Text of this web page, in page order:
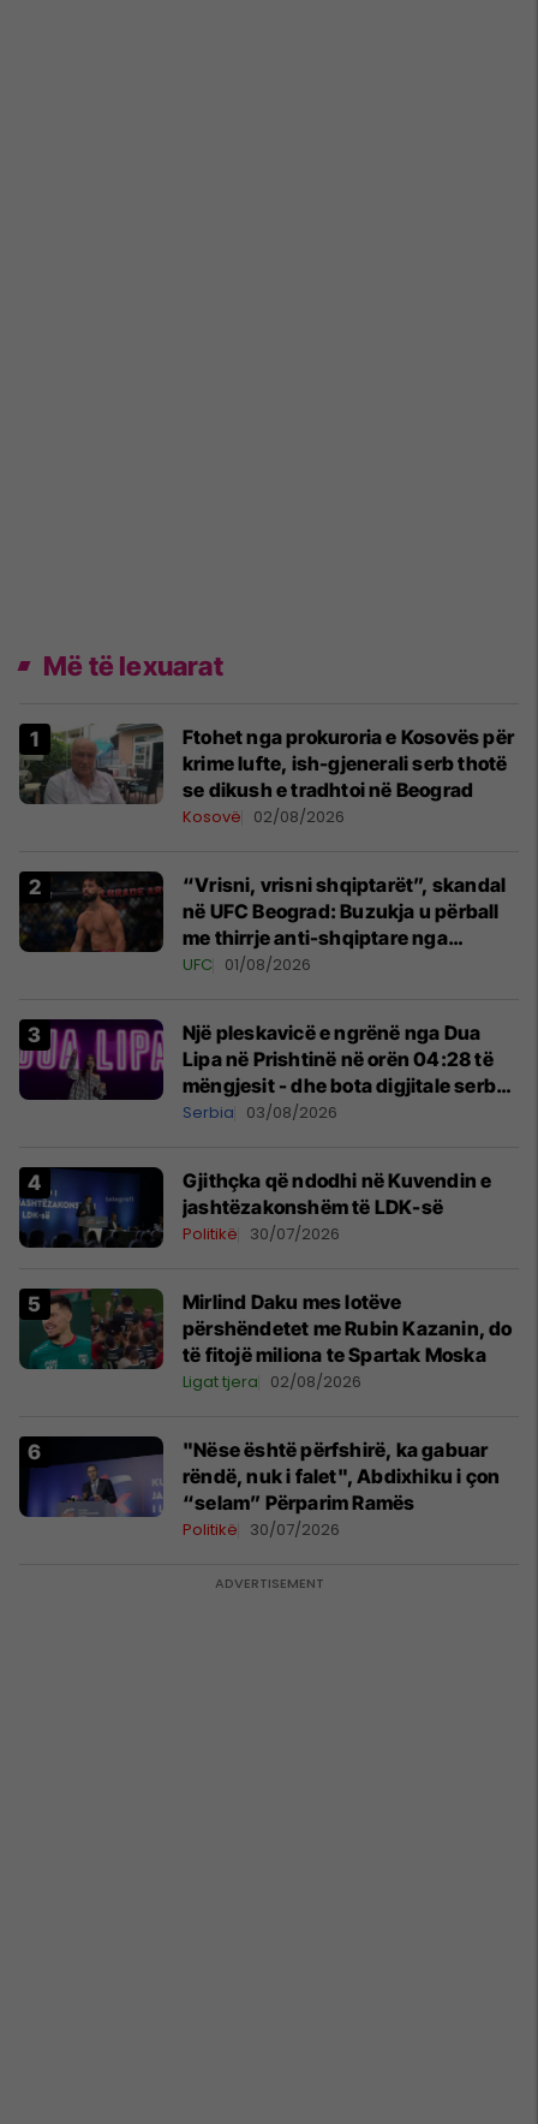
Më të lexuarat
Ftohet nga prokuroria e Kosovës për
krime lufte, ish-gjenerali serb thotë
se dikush e tradhtoi në Beograd
Kosovë 02/08/2026
“Vrisni, vrisni shqiptarët”, skandal
në UFC Beograd: Buzukja u përball
me thirrje anti-shqiptare nga
tribunat
UFC 01/08/2026
Një pleskavicë e ngrënë nga Dua
Lipa në Prishtinë në orën 04:28 të
mëngjesit - dhe bota digjitale serbe
shpall gjendjen e luftës
Serbia 03/08/2026
Gjithçka që ndodhi në Kuvendin e
jashtëzakonshëm të LDK-së
Politikë 30/07/2026
Mirlind Daku mes lotëve
përshëndetet me Rubin Kazanin, do
të fitojë miliona te Spartak Moska
Ligat tjera 02/08/2026
"Nëse është përfshirë, ka gabuar
rëndë, nuk i falet", Abdixhiku i çon
“selam” Përparim Ramës
Politikë 30/07/2026